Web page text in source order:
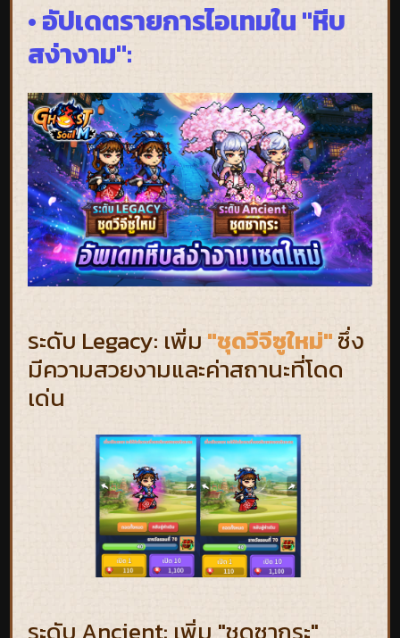
• อัปเดตรายการไอเทมใน "หีบ
สง่างาม":
ระดับ Legacy: เพิ่ม "ชุดวีจีซูใหม่"ซึ่ง
มีความสวยงามและค่าสถานะที่โดด
เด่น